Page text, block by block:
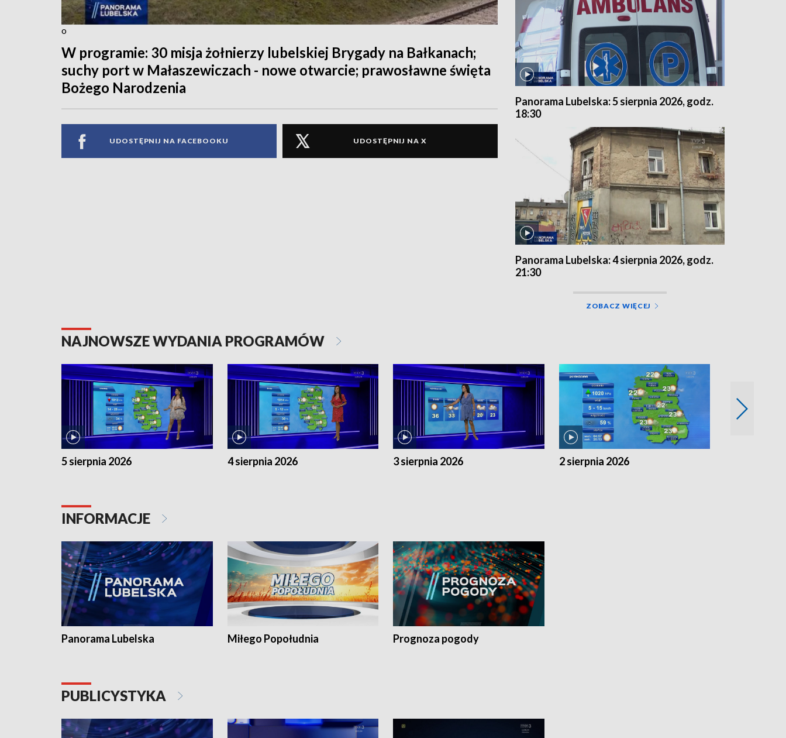
o
W programie: 30 misja żołnierzy lubelskiej Brygady na Bałkanach;
suchy port w Małaszewiczach - nowe otwarcie; prawosławne święta
Bożego Narodzenia
UDOSTĘPNIJ NA FACEBOOKU UDOSTĘPNIJ NA X
Panorama Lubelska: 5 sierpnia 2026, godz.
18:30
Panorama Lubelska: 4 sierpnia 2026, godz.
21:30
ZOBACZ WIĘCEJ
NAJNOWSZE WYDANIA PROGRAMÓW
5 sierpnia 2026 4 sierpnia 2026 3 sierpnia 2026 2 sierpnia 2026
INFORMACJE
Panorama Lubelska Miłego Popołudnia Prognoza pogody
PUBLICYSTYKA